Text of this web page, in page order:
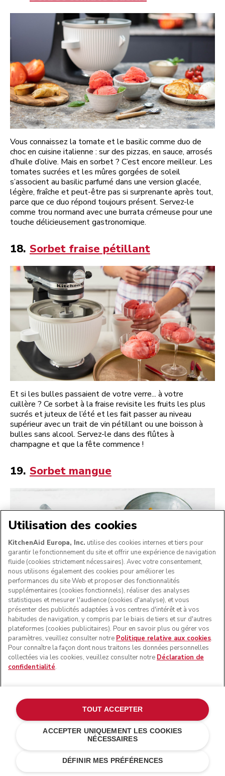
Vous connaissez la tomate et le basilic comme duo de
choc en cuisine italienne : sur des pizzas, en sauce, arrosés
d’huile d’olive. Mais en sorbet ? C’est encore meilleur. Les
tomates sucrées et les mûres gorgées de soleil
s’associent au basilic parfumé dans une version glacée,
légère, fraîche et peut-être pas si surprenante après tout,
parce que ce duo répond toujours présent. Servez-le
comme trou normand avec une burrata crémeuse pour une
touche délicieusement gastronomique.
18. Sorbet fraise pétillant
Et si les bulles passaient de votre verre... à votre
cuillère ? Ce sorbet à la fraise revisite les fruits les plus
sucrés et juteux de l’été et les fait passer au niveau
supérieur avec un trait de vin pétillant ou une boisson à
bulles sans alcool. Servez-le dans des flûtes à
champagne et que la fête commence !
19. Sorbet mangue
Certains desserts se passent de présentation. Le sorbet
mangue en est un bel exemple. Il est doux, tropical et
naturellement sucré. Pas de produits laitiers, tout en
simplicité : une petite merveille. La bonne nouvelle ? Il
est prêt en seulement 35 minutes. Une pincée de citron
vert ou de basilic frais suffit à le rehausser encore
20.Sorbet de framboise
Utilisation des cookies
KitchenAid Europa, Inc. utilise des cookies internes et tiers pour
garantir le fonctionnement du site et offrir une expérience de navigation
fluide (cookies strictement nécessaires). Avec votre consentement,
nous utilisons également des cookies pour améliorer les
performances du site Web et proposer des fonctionnalités
supplémentaires (cookies fonctionnels), réaliser des analyses
statistiques et mesurer l'audience (cookies d'analyse), et vous
présenter des publicités adaptées à vos centres d'intérêt et à vos
habitudes de navigation, y compris par le biais de tiers et sur d'autres
plateformes (cookies publicitaires). Pour en savoir plus ou gérer vos
paramètres, veuillez consulter notre Politique relative aux cookies.
Pour connaître la façon dont nous traitons les données personnelles
collectées via les cookies, veuillez consulter notre Déclaration de
confidentialité.
DÉFINIR MES PRÉFÉRENCES
ACCEPTER UNIQUEMENT LES COOKIES
NÉCESSAIRES
TOUT ACCEPTER